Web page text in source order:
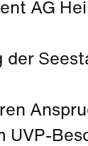
AG
UVP-